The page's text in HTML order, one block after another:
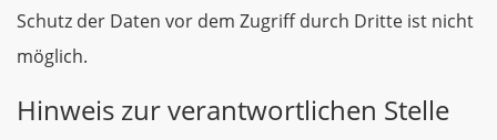
Schutz der Daten vor dem Zugriff durch Dritte ist nicht
möglich.
Hinweis zur verantwortlichen Stelle